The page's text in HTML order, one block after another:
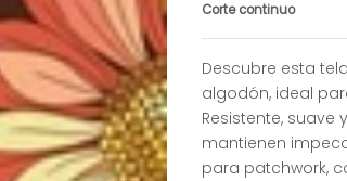
Corte continuo
Descubre esta
algodón, ideal
Resistente,
mantienen
para patchwork,